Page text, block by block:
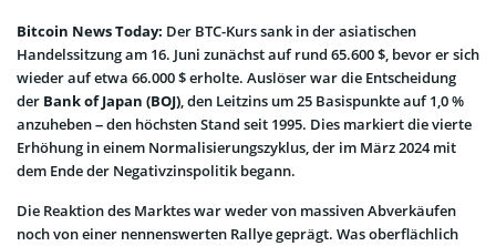
Bitcoin News Today: Der BTC-Kurs sank in der asiatischen
Handelssitzung am 16. Juni zunächst auf rund 65.600 $, bevor er sich
wieder auf etwa 66.000 $ erholte. Auslöser war die Entscheidung
der Bank of Japan (BOJ), den Leitzins um 25 Basispunkte auf 1,0 %
anzuheben – den höchsten Stand seit 1995. Dies markiert die vierte
Erhöhung in einem Normalisierungszyklus, der im März 2024 mit
dem Ende der Negativzinspolitik begann.
Die Reaktion des Marktes war weder von massiven Abverkäufen
noch von einer nennenswerten Rallye geprägt. Was oberflächlich